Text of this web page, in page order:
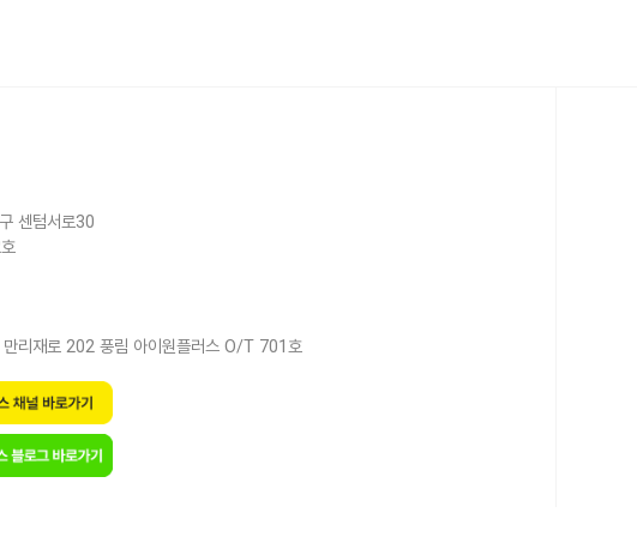
센텀서로30
만리재로 202 풍림 아이원플러스 O/T 701호